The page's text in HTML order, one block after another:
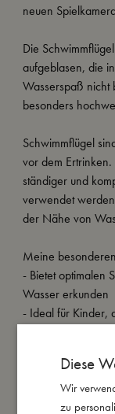
neuen
Die
aufgeblasen, die
Wasserspaß nicht
besonders
Schwimmflügel
vor dem
ständiger und
verwendet
der Nähe von
Meine
- Bietet optimalen
Wasser erkunden
- Ideal für Kinder,
- Mit
nicht
- Getestet und
13138-1 und
Diese
Wir
zu